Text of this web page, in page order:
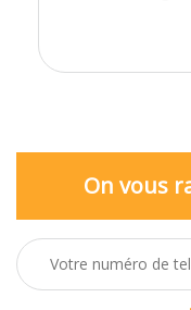
On vous